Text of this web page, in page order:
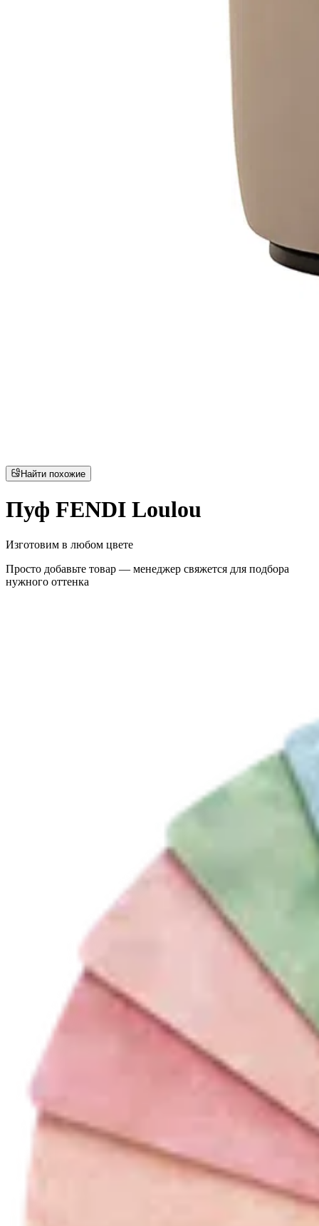
Найти похожие
Пуф FENDI Loulou
Изготовим в любом цвете
Просто добавьте товар — менеджер свяжется для подбора
нужного оттенка